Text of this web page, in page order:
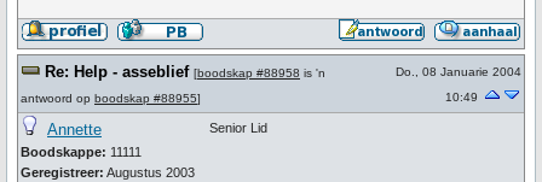
Re: Help - asseblief [boodskap #88958 is 'n
antwoord op boodskap #88955]
Do., 08 Januarie 2004
10:49
Annette
Boodskappe: 11111
Geregistreer: Augustus 2003
Senior Lid